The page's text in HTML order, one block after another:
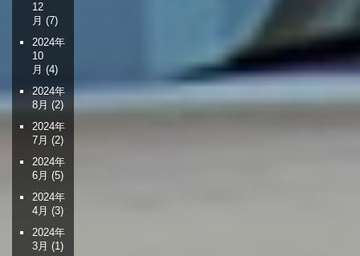
12
月 (7)
2024年
10
月 (4)
2024年
8月 (2)
2024年
7月 (2)
2024年
6月 (5)
2024年
4月 (3)
2024年
3月 (1)